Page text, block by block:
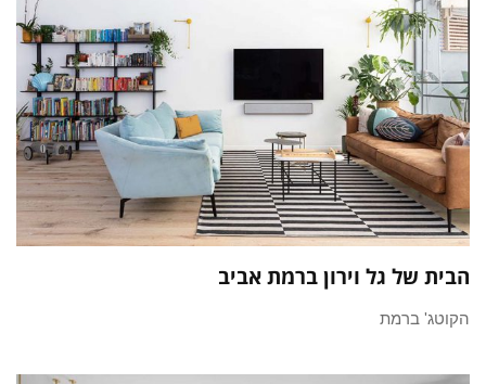
הבית של גל וירון ברמת אביב
הקוטג' ברמת